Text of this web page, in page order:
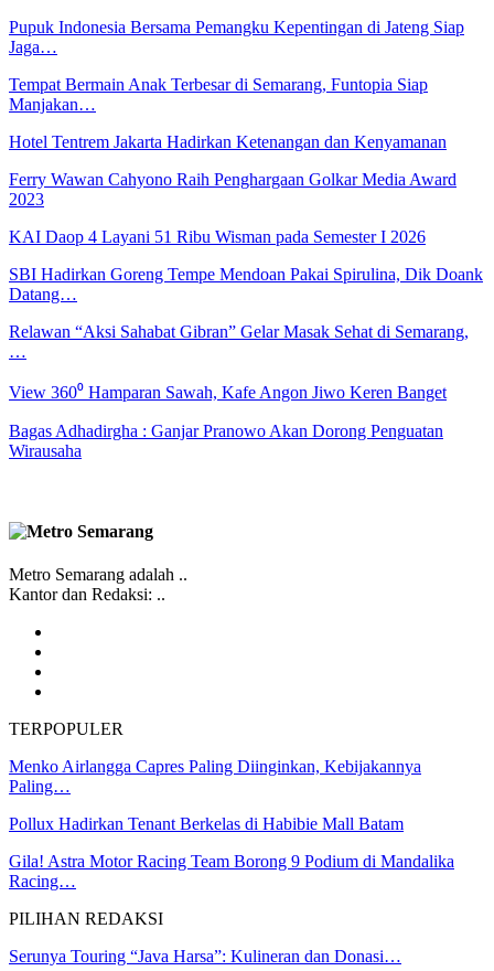
Pupuk Indonesia Bersama Pemangku Kepentingan di Jateng Siap
Jaga…
Tempat Bermain Anak Terbesar di Semarang, Funtopia Siap
Manjakan…
Hotel Tentrem Jakarta Hadirkan Ketenangan dan Kenyamanan
Ferry Wawan Cahyono Raih Penghargaan Golkar Media Award
2023
KAI Daop 4 Layani 51 Ribu Wisman pada Semester I 2026
SBI Hadirkan Goreng Tempe Mendoan Pakai Spirulina, Dik Doank
Datang…
Relawan “Aksi Sahabat Gibran” Gelar Masak Sehat di Semarang,
…
View 360⁰ Hamparan Sawah, Kafe Angon Jiwo Keren Banget
Bagas Adhadirgha : Ganjar Pranowo Akan Dorong Penguatan
Wirausaha
Metro Semarang adalah ..
Kantor dan Redaksi: ..
TERPOPULER
Menko Airlangga Capres Paling Diinginkan, Kebijakannya
Paling…
Pollux Hadirkan Tenant Berkelas di Habibie Mall Batam
Gila! Astra Motor Racing Team Borong 9 Podium di Mandalika
Racing…
PILIHAN REDAKSI
Serunya Touring “Java Harsa”: Kulineran dan Donasi…